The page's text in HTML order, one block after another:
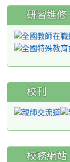
研習進修
校刊
校務網站